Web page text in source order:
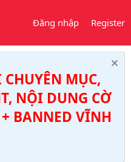
Đăng nhập Register
MỤC,
NỘI DUNG CỜ
BANNED VĨNH